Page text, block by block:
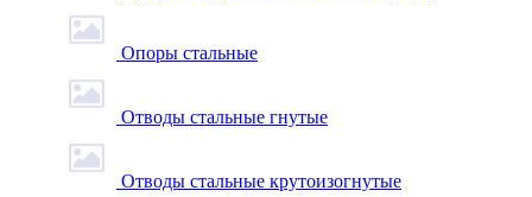
Опоры стальные
Отводы стальные гнутые
Отводы стальные крутоизогнутые